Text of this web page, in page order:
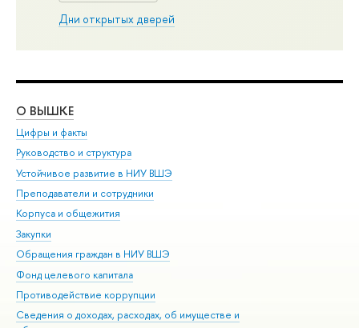
Дни открытых дверей
О ВЫШКЕ
Цифры и факты
Руководство и структура
Устойчивое развитие в НИУ ВШЭ
Преподаватели и сотрудники
Корпуса и общежития
Закупки
Обращения граждан в НИУ ВШЭ
Фонд целевого капитала
Противодействие коррупции
Сведения о доходах, расходах, об имуществе и